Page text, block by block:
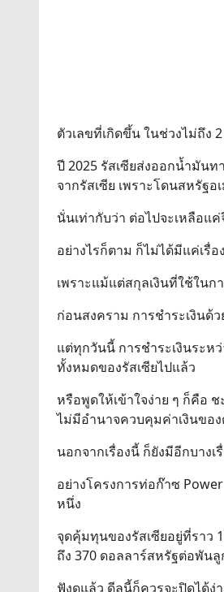
ตัวเลขที่เกิดขึ้น ในช่วงไม่ถึง
ปี 2025 รัสเซียส่งออกน้ำมันท
จากรัสเซีย เพราะโดนสหรัฐ
นั่นเท่ากับว่า ต่อไปจะเหลือแ
อย่างไรก็ตาม ก็ไม่ได้มีแค่เรื่
เพราะแม้แต่สกุลเงินที่ใช้ในก
ก่อนสงคราม การชำระเงินด้
แต่ทุกวันนี้ การชำระเงินระห
ทั้งหมดของรัสเซียไปแล้ว
หรือพูดให้เข้าใจง่าย ๆ ก็คือ
ไม่มีอำนาจควบคุมค่าเงินของ
นอกจากเรื่องนี้ ก็ยังมีอีกบาง
อย่างโครงการท่อก๊าซ
หนึ่ง
จุดคุ้มทุนของรัสเซียอยู่ที่ราว
ถึง 370 ดอลลาร์สหรัฐต่อพันลู
ฟังดูแล้ว ดีลนี้ก็ควรจะปิดได้ง่